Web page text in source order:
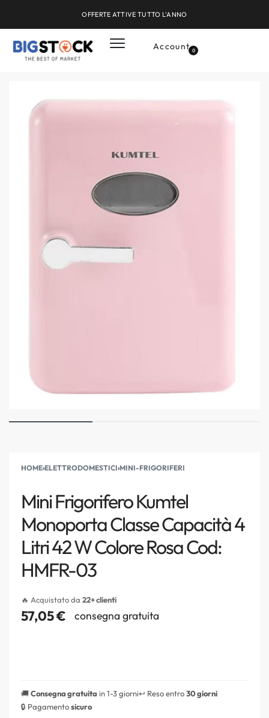
OFFERTE ATTIVE TUTTO L'ANNO
Account 0
HOME›ELETTRODOMESTICI›MINI-FRIGORIFERI
Mini Frigorifero Kumtel
Monoporta Classe Capacità 4
Litri 42 W Colore Rosa Cod:
HMFR-03
🔥 Acquistato da 22+ clienti
57,05€ consegna gratuita
🚚Consegna gratuita in 1-3 giorni↩️ Reso entro30 giorni
🔒 Pagamentosicuro